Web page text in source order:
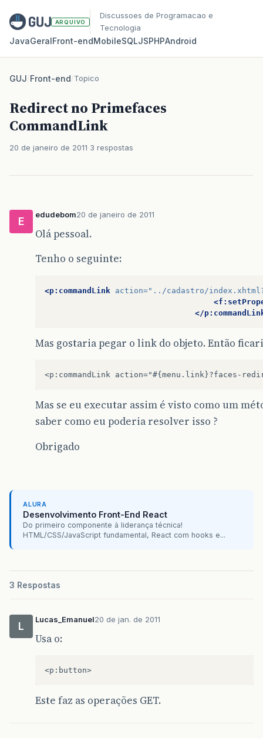
ARQUIVO
Discussoes de Programacao e
Tecnologia
JavaGeralFront‑endMobileSQLJSPHPAndroid
GUJ/Front-end/Topico
Redirect no Primefaces
CommandLink
20 de janeiro de 2011 3 respostas
E
edudebom20 de janeiro de 2011
Olá pessoal.
Tenho o seguinte:
<p:commandLink action="../cadastro/
</
Mas gostaria pegar o link do objeto. Então
Mas se eu executar assim é visto como um
saber como eu poderia resolver isso ?
Obrigado
ALURA
Desenvolvimento Front-End React
Do primeiro componente à liderança técnica!
HTML/CSS/JavaScript fundamental, React com hooks e...
3 Respostas
L
Lucas_Emanuel20 de jan. de 2011
Usa o:
Este faz as operações GET.